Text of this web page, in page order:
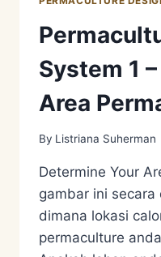
System 1
Area
By Listriana Suherman
Determine Your
gambar ini
dimana lokasi
permaculture